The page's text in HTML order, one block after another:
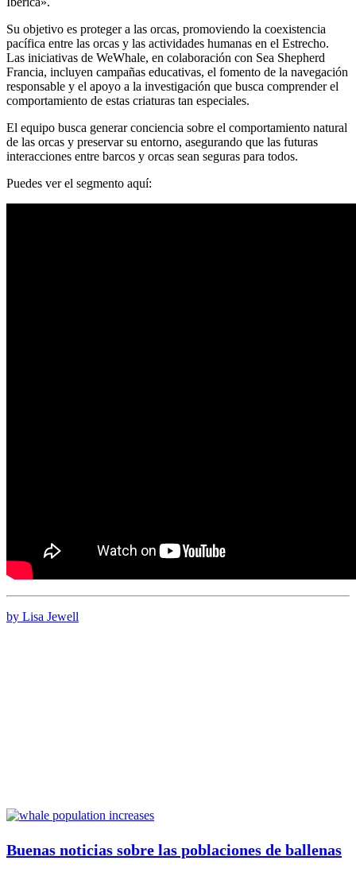
Su objetivo es proteger a las orcas, promoviendo la coexistencia
pacífica entre las orcas y las actividades humanas en el Estrecho.
Las iniciativas de WeWhale, en colaboración con Sea Shepherd
Francia, incluyen campañas educativas, el fomento de la navegación
responsable y el apoyo a la investigación que busca comprender el
comportamiento de estas criaturas tan especiales.
El equipo busca generar conciencia sobre el comportamiento natural
de las orcas y preservar su entorno, asegurando que las futuras
interacciones entre barcos y orcas sean seguras para todos.
Puedes ver el segmento aquí:
by Lisa Jewell
Buenas noticias sobre las poblaciones de ballenas